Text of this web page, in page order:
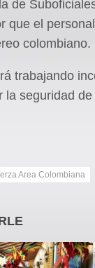
de
que el
colombiano.
trabajando
la seguridad
Area Colombiana